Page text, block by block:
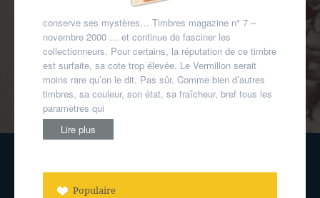
conserve ses mystères… Timbres magazine n° 7 –
novembre 2000 … et continue de fasciner les
collectionneurs. Pour certains, la réputation de ce timbre
est surfaite, sa cote trop élevée. Le Vermillon serait
moins rare qu’on le dit. Pas sûr. Comme bien d’autres
timbres, sa couleur, son état, sa fraîcheur, bref tous les
paramètres qui
Lire plus
Populaire